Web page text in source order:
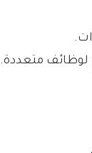
لوظائف متعددة.